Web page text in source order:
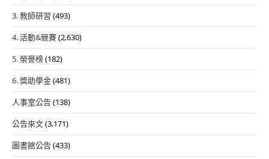
3. 教師研習 (493)
4. 活動&競賽(2,630)
5. 榮譽榜(182)
6. 獎助學金(481)
人事室公告(138)
公告來文(3,171)
圖書館公告(433)